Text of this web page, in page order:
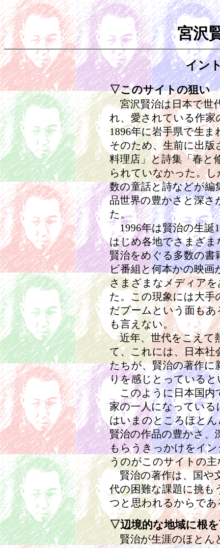
宮沢
イン
▽このサイトの狙い
宮沢賢治は日本で世
れ、愛されている作家
1896年に岩手県で生
そのため、生前に出版
料理店」と詩集「春と
られていなかった。
数の童話と詩などが
品世界の豊かさと深
た。
1996年は賢治の生誕
はじめ各地でさまざ
賢治をめぐる多数の
ビ番組と何本かの映画
さまざまなメディア
た。この現象には大手
だブームという面も
も言えない。
近年、世代をこえて
て、これには、日本
たちが、賢治の著作
りを感じとっている
このように日本国内
家の一人になってい
はいまのところほと
賢治の作品の豊かさ、
もらうきっかけをイ
うのがこのサイトの
賢治の著作は、国や
代の困難な課題に挑
つと思われるからであ
▽辺境的な地域に根
賢治が生涯のほとん